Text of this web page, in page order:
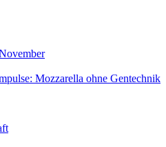
Mozzarella ohne Gentechnik